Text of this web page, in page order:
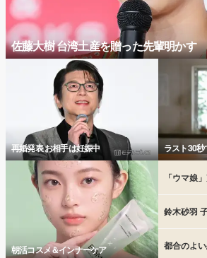
佐藤大樹 台湾土産を贈った先輩明かす
再婚発表 お相手は妊娠中 ラスト30
朝活コスメ＆インナーケア
「ウマ娘
鈴木砂羽
都合のよ